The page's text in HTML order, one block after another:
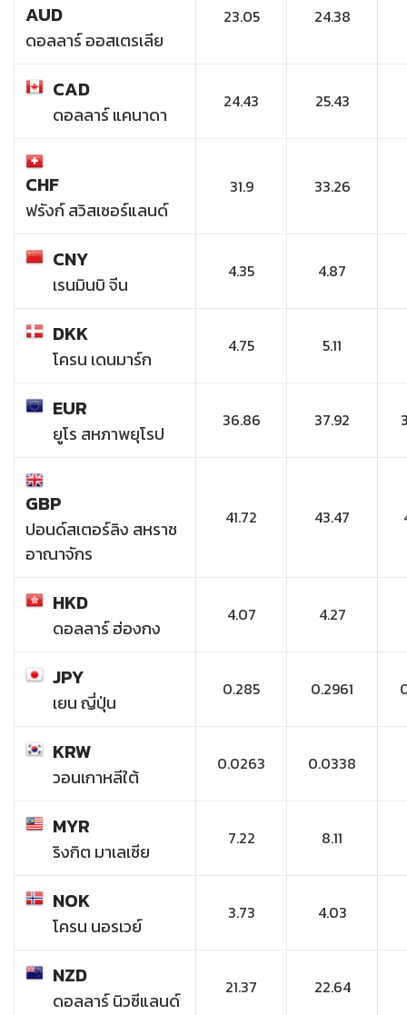
AUD
ดอลลาร์ ออสเตรเลีย
23.05 24.38
CAD
ดอลลาร์ แคนาดา
24.43 25.43
CHF
ฟรังก์ สวิสเซอร์แลนด์
31.9 33.26
CNY
เรนมินบิ จีน
4.35 4.87
DKK
โครน เดนมาร์ก
4.75 5.11
EUR
ยูโร สหภาพยุโรป
36.86 37.92
GBP
ปอนด์สเตอร์ลิง สหราช
อาณาจักร
41.72 43.47
HKD
ดอลลาร์ ฮ่องกง
4.07 4.27
JPY
เยน ญี่ปุ่น
0.285 0.2961
KRW
วอนเกาหลีใต้
0.0263 0.0338
MYR
ริงกิต มาเลเซีย
7.22 8.11
NOK
โครน นอรเวย์
3.73 4.03
NZD
ดอลลาร์ นิวซีแลนด์
21.37 22.64